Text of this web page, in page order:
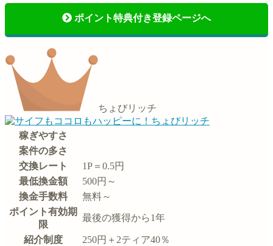
ポイント特典付き登録ページへ
ちょびリッチ
稼ぎやすさ
案件の多さ
交換レート
1P＝0.5円
最低換金額
500円～
換金手数料
無料～
ポイント有効期
限
最後の獲得から1年
紹介制度 250円＋2ティア40％